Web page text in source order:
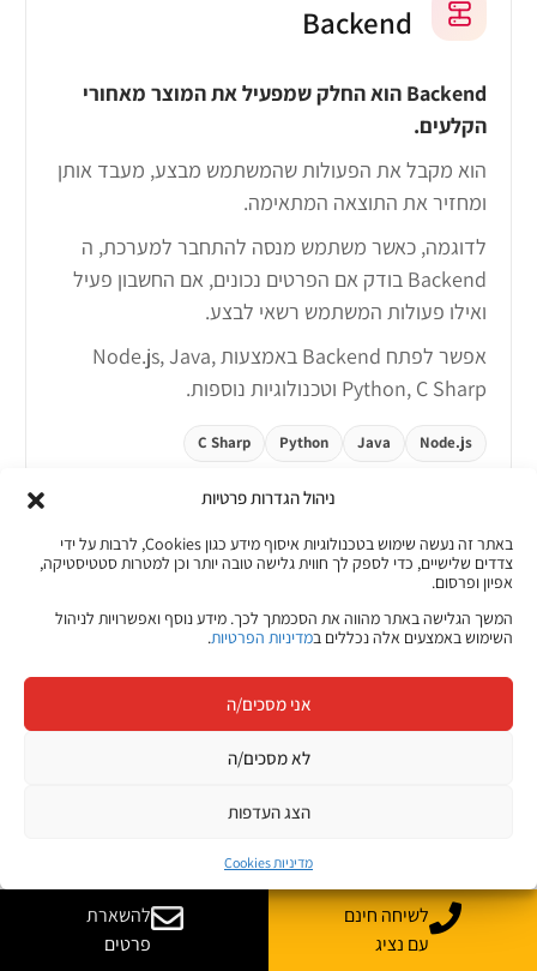
ניהול הגדרות פרטיות
באתר זה נעשה שימוש בטכנולוגיות איסוף מידע כגון Cookies, לרבות על ידי
צדדים שלישיים, כדי לספק לך חווית גלישה טובה יותר וכן למטרות סטטיסטיקה,
אפיון ופרסום.
המשך הגלישה באתר מהווה את הסכמתך לכך. מידע נוסף ואפשרויות לניהול
השימוש באמצעים אלה נכללים במדיניות הפרטיות.
אני מסכים/ה
לא מסכים/ה
הצג העדפות
מדיניות Cookies
Backend
Backend הוא החלק שמפעיל את המוצר מאחורי
הקלעים.
הוא מקבל את הפעולות שהמשתמש מבצע, מעבד אותן
ומחזיר את התוצאה המתאימה.
לדוגמה, כאשר משתמש מנסה להתחבר למערכת, ה
Backend בודק אם הפרטים נכונים, אם החשבון פעיל
ואילו פעולות המשתמש רשאי לבצע.
אפשר לפתח Backend באמצעות Node.js, Java,
Python, C Sharp וטכנולוגיות נוספות.
Node.js
Java
Python
C Sharp
בסיס נתונים
בסיס הנתונים הוא המקום שבו נשמר המידע
שהמוצר צריך.
המידע יכול לכלול משתמשים, מוצרים, הזמנות,
תשלומים, הודעות, קורסים, ציונים, פגישות או כל פרט
מאפשרות לשמור מידע במבנה גמיש יותר.
PostgreSQL
לשיחה חינם
עם נציג
להשארת
פרטים